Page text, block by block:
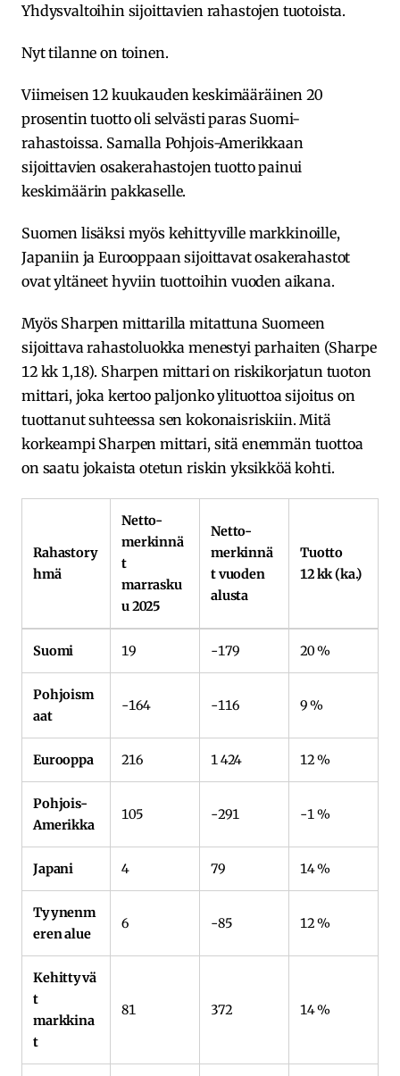
Yhdysvaltoihin sijoittavien rahastojen tuotoista.
Nyt tilanne on toinen.
Viimeisen 12 kuukauden keskimääräinen 20
prosentin tuotto oli selvästi paras Suomi-
rahastoissa. Samalla Pohjois-Amerikkaan
sijoittavien osakerahastojen tuotto painui
keskimäärin pakkaselle.
Suomen lisäksi myös kehittyville markkinoille,
Japaniin ja Eurooppaan sijoittavat osakerahastot
ovat yltäneet hyviin tuottoihin vuoden aikana.
Myös Sharpen mittarilla mitattuna Suomeen
sijoittava rahastoluokka menestyi parhaiten (Sharpe
12 kk 1,18). Sharpen mittari on riskikorjatun tuoton
mittari, joka kertoo paljonko ylituottoa sijoitus on
tuottanut suhteessa sen kokonaisriskiin. Mitä
korkeampi Sharpen mittari, sitä enemmän tuottoa
on saatu jokaista otetun riskin yksikköä kohti.
Rahastory
hmä
Netto-
merkinnä
t
marrasku
u 2025
Netto-
merkinnä
t vuoden
alusta
Tuotto
12 kk (ka.)
Suomi 19 -179 20 %
Pohjoism
aat
-164 -116 9 %
Eurooppa 216 1 424 12 %
Pohjois-
Amerikka
105 -291 -1 %
Japani 4 79 14 %
Tyynenm
eren alue
6 -85 12 %
Kehittyvä
t
markkina
t
81 372 14 %